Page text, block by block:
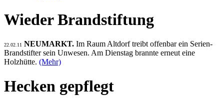
Wieder Brandstiftung
22.02.11 NEUMARKT. Im Raum Altdorf treibt offenbar ein Serien-
Brandstifter sein Unwesen. Am Dienstag brannte erneut eine
Holzhütte. (Mehr)
Hecken gepflegt